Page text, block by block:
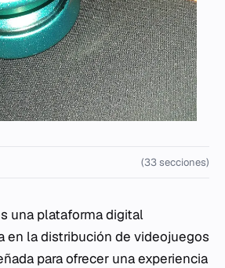
(33 secciones)
una plataforma digital
en la distribución de videojuegos
para ofrecer una experiencia